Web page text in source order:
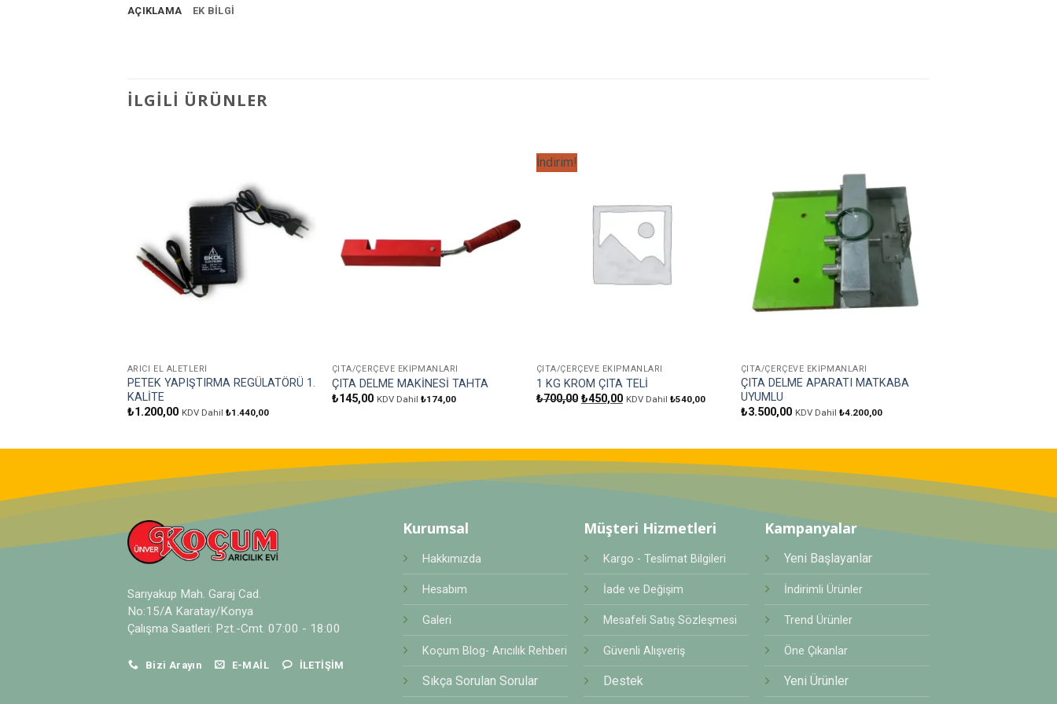
AÇIKLAMA EK BILGI
İLGILI ÜRÜNLER
ARICI EL ALETLERI
PETEK YAPIŞTIRMA REGÜLATÖRÜ 1.
KALİTE
₺1.200,00 KDV Dahil ₺1.440,00
ÇITA/ÇERÇEVE EKIPMANLARI
ÇITA DELME MAKİNESİ TAHTA
₺145,00 KDV Dahil ₺174,00
İndirim!
ÇITA/ÇERÇEVE EKIPMANLARI
1 KG KROM ÇITA TELİ
₺700,00 Orijinal
₺450,00Şu
KDV Dahil ₺540,00
Ekle
ÇITA/ÇERÇEVE EKIPMANLARI
ÇITA DELME APARATI MATKABA
UYUMLU
₺3.500,00 KDV Dahil ₺4.200,00
Sarıyakup Mah. Garaj Cad.
No:15/A Karatay/Konya
Çalışma Saatleri: Pzt.-Cmt. 07:00 - 18:00
Bizi Arayın E-MAIL İLETIŞIM
Kurumsal
Hakkımızda
Hesabım
Galeri
Koçum Blog- Arıcılık Rehberi
Sıkça Sorulan Sorular
Müşteri Hizmetleri
Kargo - Teslimat Bilgileri
İade ve Değişim
Mesafeli Satış Sözleşmesi
Güvenli Alışveriş
Destek
Kampanyalar
Yeni Başlayanlar
İndirimli Ürünler
Trend Ürünler
Öne Çıkanlar
Yeni Ürünler